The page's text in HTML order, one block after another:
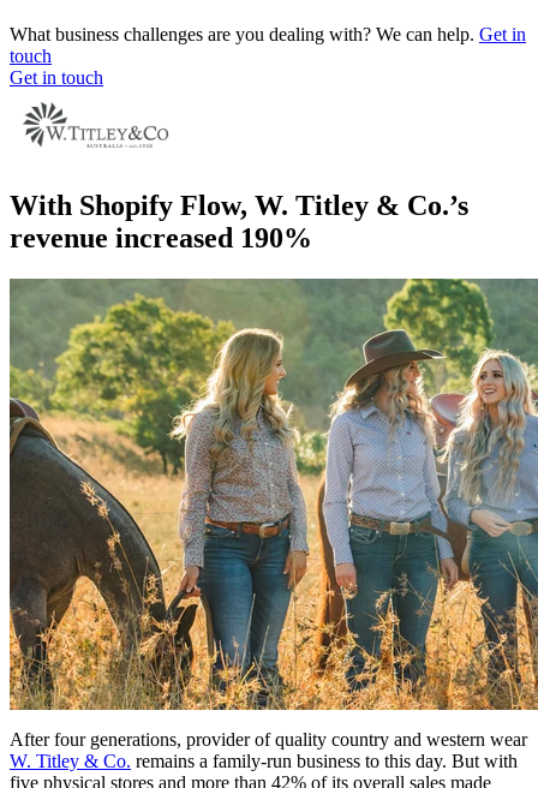
What business challenges are you dealing with? We can help. Get in
touch
Get in touch
With Shopify Flow, W. Titley & Co.’s
revenue increased 190%
After four generations, provider of quality country and western wear
W. Titley & Co. remains a family-run business to this day. But with
five physical stores and more than 42% of its overall sales made